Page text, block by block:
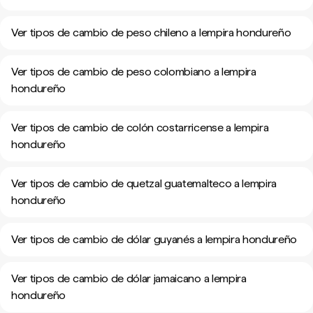
Ver tipos de cambio de peso chileno a lempira hondureño
Ver tipos de cambio de peso colombiano a lempira
hondureño
Ver tipos de cambio de colón costarricense a lempira
hondureño
Ver tipos de cambio de quetzal guatemalteco a lempira
hondureño
Ver tipos de cambio de dólar guyanés a lempira hondureño
Ver tipos de cambio de dólar jamaicano a lempira
hondureño